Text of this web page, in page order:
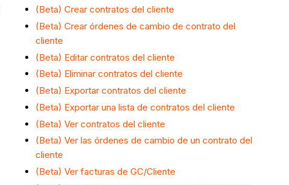
(Beta) Crear contratos del cliente
(Beta) Crear órdenes de cambio de contrato del
cliente
(Beta) Editar contratos del cliente
(Beta) Eliminar contratos del cliente
(Beta) Exportar contratos del cliente
(Beta) Exportar una lista de contratos del cliente
(Beta) Ver contratos del cliente
(Beta) Ver las órdenes de cambio de un contrato del
cliente
(Beta) Ver facturas de GC/Cliente